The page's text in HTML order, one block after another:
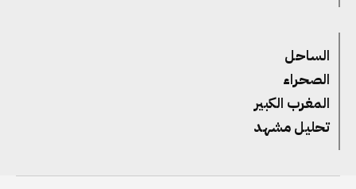
الساحل
الصحراء
المغرب الكبير
تحليل مشهد